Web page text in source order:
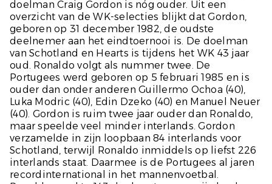
doelman Craig Gordon is nóg ouder. Uit een
overzicht van de WK-selecties blijkt dat Gordon,
geboren op 31 december 1982, de oudste
deelnemer aan het eindtoernooi is. De doelman
van Schotland en Hearts is tijdens het WK 43 jaar
oud. Ronaldo volgt als nummer twee. De
Portugees werd geboren op 5 februari 1985 en is
ouder dan onder anderen Guillermo Ochoa (40),
Luka Modric (40), Edin Dzeko (40) en Manuel Neuer
(40). Gordon is ruim twee jaar ouder dan Ronaldo,
maar speelde veel minder interlands. Gordon
verzamelde in zijn loopbaan 84 interlands voor
Schotland, terwijl Ronaldo inmiddels op liefst 226
interlands staat. Daarmee is de Portugees al jaren
recordinternational in het mannenvoetbal.